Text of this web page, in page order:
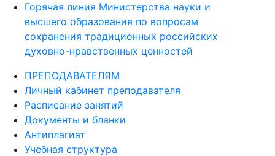
Горячая линия Министерства науки и
высшего образования по вопросам
сохранения традиционных российских
духовно-нравственных ценностей
ПРЕПОДАВАТЕЛЯМ
Личный кабинет преподавателя
Расписание занятий
Документы и бланки
Антиплагиат
Учебная структура